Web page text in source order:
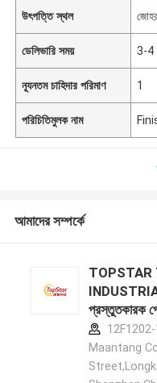
উৎপত্তি স্থল
ডেলিভারি সময় 3-4
ন্যূনতম চাহিদার পরিমাণ 1
পরিচিতিমুলক নাম
আমাদের সম্পর্কে
TOPSTAR
প্রস্তুতকারক
Maantang